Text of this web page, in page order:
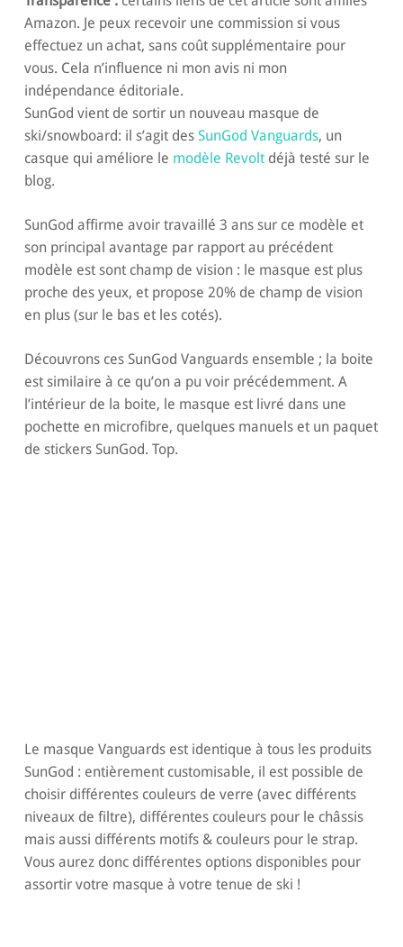
Amazon. Je peux recevoir une commission si vous
effectuez un achat, sans coût supplémentaire pour
vous. Cela n’influence ni mon avis ni mon
indépendance éditoriale.
SunGod vient de sortir un nouveau masque de
ski/snowboard: il s’agit des SunGod Vanguards, un
casque qui améliore le modèle Revoltdéjà testé sur le
blog.
SunGod affirme avoir travaillé 3 ans sur ce modèle et
son principal avantage par rapport au précédent
modèle est sont champ de vision : le masque est plus
proche des yeux, et propose 20% de champ de vision
en plus (sur le bas et les cotés).
Découvrons ces SunGod Vanguards ensemble ; la boite
est similaire à ce qu’on a pu voir précédemment. A
l’intérieur de la boite, le masque est livré dans une
pochette en microfibre, quelques manuels et un paquet
de stickers SunGod. Top.
Le masque Vanguards est identique à tous les produits
SunGod : entièrement customisable, il est possible de
choisir différentes couleurs de verre (avec différents
niveaux de filtre), différentes couleurs pour le châssis
mais aussi différents motifs & couleurs pour le strap.
Vous aurez donc différentes options disponibles pour
assortir votre masque à votre tenue de ski !